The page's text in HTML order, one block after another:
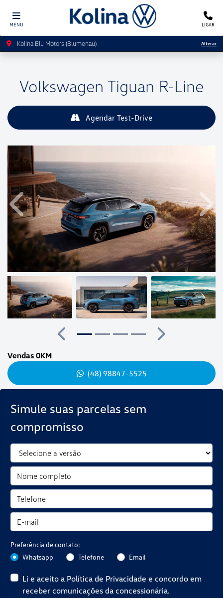
MENU LIGAR
Kolina Blu Motors (Blumenau) Alterar
Volkswagen Tiguan R-Line
Agendar Test-Drive
Simule suas parcelas sem
compromisso
Preferência de contato:
Whatsapp
Telefone Email
Li e aceito a Política de Privacidade e concordo em
receber comunicações da concessionária.
Anterior
Anterior
Próximo
Vendas 0KM
(48) 98847-5525